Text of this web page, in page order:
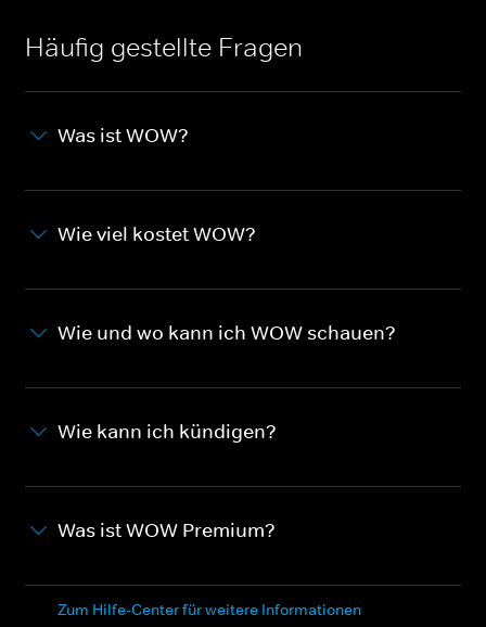
Häufig gestellte Fragen
Was ist WOW?
Wie viel kostet WOW?
Wie und wo kann ich WOW schauen?
Wie kann ich kündigen?
Was ist WOW Premium?
Zum Hilfe-Center für weitere Informationen